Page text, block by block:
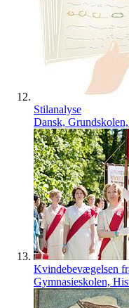
Stilanalyse
Dansk,
Kvindebevægelsen
Gymnasieskolen,